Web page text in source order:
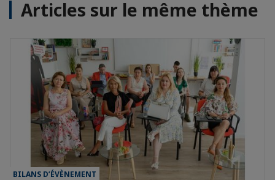
Articles sur le même thème
BILANS D’ÉVÈNEMENT